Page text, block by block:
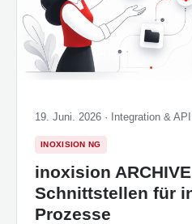
19. Juni. 2026 · Integration & API
INOXISION NG
inoxision
Schnittstellen für
Prozesse